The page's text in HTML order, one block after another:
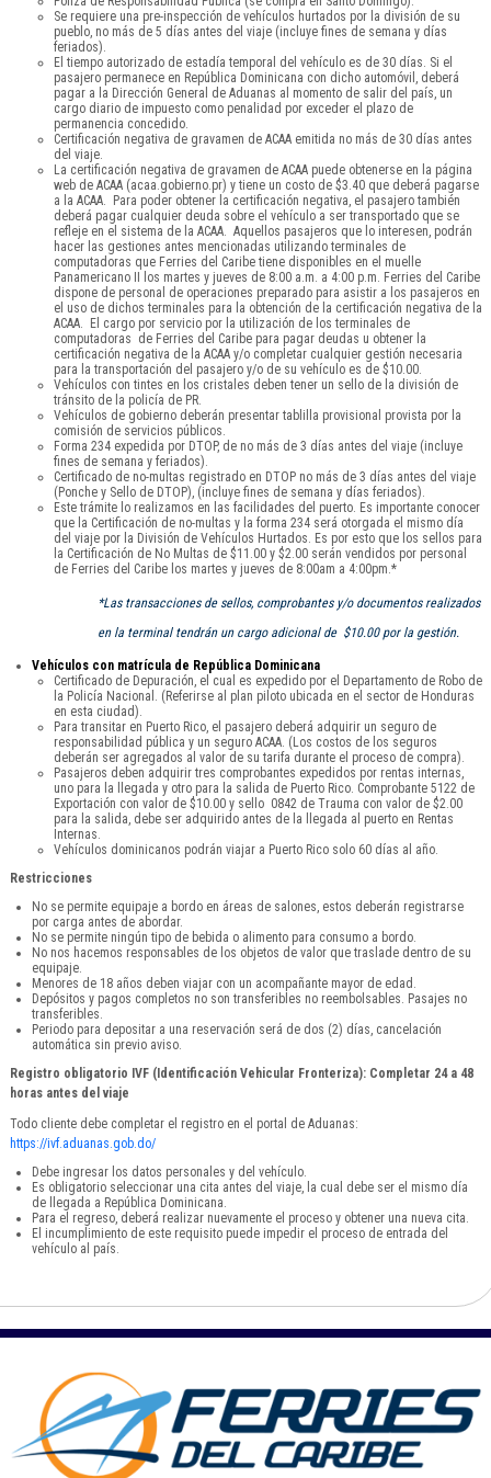
Se requiere una pre-inspección de vehículos hurtados por la división de su
pueblo, no más de 5 días antes del viaje (incluye fines de semana y días
feriados).
El tiempo autorizado de estadía temporal del vehículo es de 30 días. Si el
pasajero permanece en República Dominicana con dicho automóvil, deberá
pagar a la Dirección General de Aduanas al momento de salir del país, un
cargo diario de impuesto como penalidad por exceder el plazo de
permanencia concedido.
Certificación negativa de gravamen de ACAA emitida no más de 30 días antes
del viaje.
La certificación negativa de gravamen de ACAA puede obtenerse en la página
web de ACAA (acaa.gobierno.pr) y tiene un costo de $3.40 que deberá pagarse
a la ACAA. Para poder obtener la certificación negativa, el pasajero también
deberá pagar cualquier deuda sobre el vehículo a ser transportado que se
refleje en el sistema de la ACAA. Aquellos pasajeros que lo interesen, podrán
hacer las gestiones antes mencionadas utilizando terminales de
computadoras que Ferries del Caribe tiene disponibles en el muelle
Panamericano II los martes y jueves de 8:00 a.m. a 4:00 p.m. Ferries del Caribe
dispone de personal de operaciones preparado para asistir a los pasajeros en
el uso de dichos terminales para la obtención de la certificación negativa de la
ACAA. El cargo por servicio por la utilización de los terminales de
computadoras de Ferries del Caribe para pagar deudas u obtener la
certificación negativa de la ACAA y/o completar cualquier gestión necesaria
para la transportación del pasajero y/o de su vehículo es de $10.00.
Vehículos con tintes en los cristales deben tener un sello de la división de
tránsito de la policía de PR.
Vehículos de gobierno deberán presentar tablilla provisional provista por la
comisión de servicios públicos.
Forma 234 expedida por DTOP, de no más de 3 días antes del viaje (incluye
fines de semana y feriados).
Certificado de no-multas registrado en DTOP no más de 3 días antes del viaje
(Ponche y Sello de DTOP), (incluye fines de semana y días feriados).
Este trámite lo realizamos en las facilidades del puerto. Es importante conocer
que la Certificación de no-multas y la forma 234 será otorgada el mismo día
del viaje por la División de Vehículos Hurtados. Es por esto que los sellos para
la Certificación de No Multas de $11.00 y $2.00 serán vendidos por personal
de Ferries del Caribe los martes y jueves de 8:00am a 4:00pm.*
*Las transacciones de sellos, comprobantes y/o documentos realizados
en la terminal tendrán un cargo adicional de $10.00 por la gestión.
Vehículos con matrícula de República Dominicana
Certificado de Depuración, el cual es expedido por el Departamento de Robo de
la Policía Nacional. (Referirse al plan piloto ubicada en el sector de Honduras
en esta ciudad).
Para transitar en Puerto Rico, el pasajero deberá adquirir un seguro de
responsabilidad pública y un seguro ACAA. (Los costos de los seguros
deberán ser agregados al valor de su tarifa durante el proceso de compra).
Pasajeros deben adquirir tres comprobantes expedidos por rentas internas,
uno para la llegada y otro para la salida de Puerto Rico. Comprobante 5122 de
Exportación con valor de $10.00 y sello 0842 de Trauma con valor de $2.00
para la salida, debe ser adquirido antes de la llegada al puerto en Rentas
Internas.
Vehículos dominicanos podrán viajar a Puerto Rico solo 60 días al año.
Restricciones
No se permite equipaje a bordo en áreas de salones, estos deberán registrarse
por carga antes de abordar.
No se permite ningún tipo de bebida o alimento para consumo a bordo.
No nos hacemos responsables de los objetos de valor que traslade dentro de su
equipaje.
Menores de 18 años deben viajar con un acompañante mayor de edad.
Depósitos y pagos completos no son transferibles no reembolsables. Pasajes no
transferibles.
Periodo para depositar a una reservación será de dos (2) días, cancelación
automática sin previo aviso.
Registro obligatorio IVF (Identificación Vehicular Fronteriza): Completar 24 a 48
horas antes del viaje
Todo cliente debe completar el registro en el portal de Aduanas:
https://ivf.aduanas.gob.do/
Debe ingresar los datos personales y del vehículo.
Es obligatorio seleccionar una cita antes del viaje, la cual debe ser el mismo día
de llegada a República Dominicana.
Para el regreso, deberá realizar nuevamente el proceso y obtener una nueva cita.
El incumplimiento de este requisito puede impedir el proceso de entrada del
vehículo al país.